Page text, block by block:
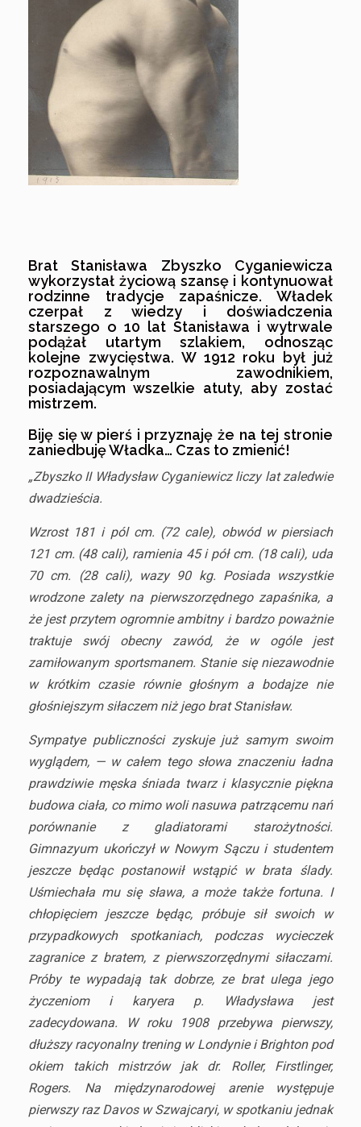
Brat Stanisława Zbyszko Cyganiewicza
wykorzystał życiową szansę i kontynuował
rodzinne tradycje zapaśnicze. Władek
czerpał z wiedzy i doświadczenia
starszego o 10 lat Stanisława i wytrwale
podążał utartym szlakiem, odnosząc
kolejne zwycięstwa. W 1912 roku był już
rozpoznawalnym zawodnikiem,
posiadającym wszelkie atuty, aby zostać
mistrzem.
Biję się w pierś i przyznaję że na tej stronie
zaniedbuję Władka… Czas to zmienić!
„Zbyszko II Władysław Cyganiewicz liczy lat zaledwie
dwadzieścia.
Wzrost 181 i pól cm. (72 cale), obwód w piersiach
121 cm. (48 cali), ramienia 45 i pół cm. (18 cali), uda
70 cm. (28 cali), wazy 90 kg. Posiada wszystkie
wrodzone zalety na pierwszorzędnego zapaśnika, a
że jest przytem ogromnie ambitny i bardzo poważnie
traktuje swój obecny zawód, że w ogóle jest
zamiłowanym sportsmanem. Stanie się niezawodnie
w krótkim czasie równie głośnym a bodajze nie
głośniejszym siłaczem niż jego brat Stanisław.
Sympatye publiczności zyskuje już samym swoim
wyglądem, — w całem tego słowa znaczeniu ładna
prawdziwie męska śniada twarz i klasycznie piękna
budowa ciała, co mimo woli nasuwa patrzącemu nań
porównanie z gladiatorami starożytności.
Gimnazyum ukończył w Nowym Sączu i studentem
jeszcze będąc postanowił wstąpić w brata ślady.
Uśmiechała mu się sława, a może także fortuna. I
chłopięciem jeszcze będąc, próbuje sił swoich w
przypadkowych spotkaniach, podczas wycieczek
zagranice z bratem, z pierwszorzędnymi siłaczami.
Próby te wypadają tak dobrze, ze brat ulega jego
życzeniom i karyera p. Władysława jest
zadecydowana. W roku 1908 przebywa pierwszy,
dłuższy racyonalny trening w Londynie i Brighton pod
okiem takich mistrzów jak dr. Roller, Firstlinger,
Rogers. Na międzynarodowej arenie występuje
pierwszy raz Davos w Szwajcaryi, w spotkaniu jednak